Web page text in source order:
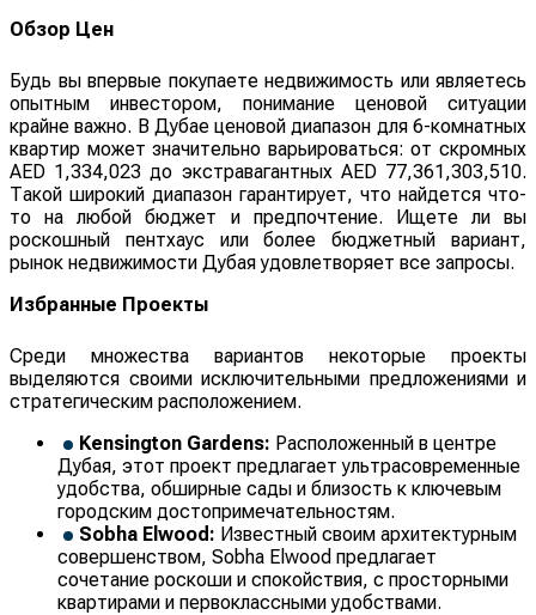
Обзор Цен
Будь вы впервые покупаете недвижимость или являетесь
опытным инвестором, понимание ценовой ситуации
крайне важно. В Дубае ценовой диапазон для 6-комнатных
квартир может значительно варьироваться: от скромных
AED 1,334,023 до экстравагантных AED 77,361,303,510.
Такой широкий диапазон гарантирует, что найдется что-
то на любой бюджет и предпочтение. Ищете ли вы
роскошный пентхаус или более бюджетный вариант,
рынок недвижимости Дубая удовлетворяет все запросы.
Избранные Проекты
Среди множества вариантов некоторые проекты
выделяются своими исключительными предложениями и
стратегическим расположением.
Kensington Gardens: Расположенный в центре
Дубая, этот проект предлагает ультрасовременные
удобства, обширные сады и близость к ключевым
городским достопримечательностям.
Sobha Elwood: Известный своим архитектурным
совершенством, Sobha Elwood предлагает
сочетание роскоши и спокойствия, с просторными
квартирами и первоклассными удобствами.